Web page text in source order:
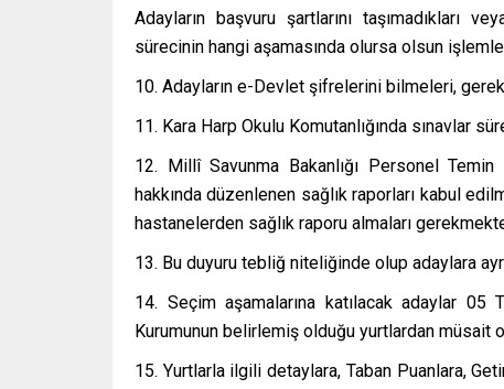
Adayların başvuru şartlarını taşımadıkları
sürecinin hangi aşamasında olursa olsun
10. Adayların e-Devlet şifrelerini bilmeleri,
11. Kara Harp Okulu Komutanlığında sınavlar
12. Millî Savunma Bakanlığı Personel Temin
hakkında düzenlenen sağlık raporları kabul
hastanelerden sağlık raporu almaları
13. Bu duyuru tebliğ niteliğinde olup adaylara
14. Seçim aşamalarına katılacak adaylar
Kurumunun belirlemiş olduğu yurtlardan müsait
15. Yurtlarla ilgili detaylara, Taban Puanlara,